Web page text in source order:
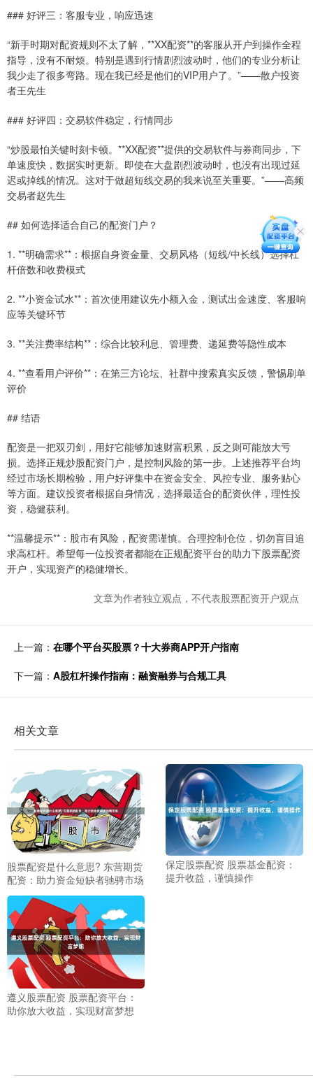
### 好评三：客服专业，响应迅速
“新手时期对配资规则不太了解，**XX配资**的客服从开户到操作全程
指导，没有不耐烦。特别是遇到行情剧烈波动时，他们的专业分析让
我少走了很多弯路。现在我已经是他们的VIP用户了。”——散户投资
者王先生
### 好评四：交易软件稳定，行情同步
“炒股最怕关键时刻卡顿。**XX配资**提供的交易软件与券商同步，下
单速度快，数据实时更新。即使在大盘剧烈波动时，也没有出现过延
迟或掉线的情况。这对于做超短线交易的我来说至关重要。”——高频
交易者赵先生
## 如何选择适合自己的配资门户？
1. **明确需求**：根据自身资金量、交易风格（短线/中长线）选择杠
杆倍数和收费模式
2. **小资金试水**：首次使用建议先小额入金，测试出金速度、客服响
应等关键环节
3. **关注费率结构**：综合比较利息、管理费、递延费等隐性成本
4. **查看用户评价**：在第三方论坛、社群中搜索真实反馈，警惕刷单
评价
## 结语
配资是一把双刃剑，用好它能够加速财富积累，反之则可能放大亏
损。选择正规炒股配资门户，是控制风险的第一步。上述推荐平台均
经过市场长期检验，用户好评集中在资金安全、风控专业、服务贴心
等方面。建议投资者根据自身情况，选择最适合的配资伙伴，理性投
资，稳健获利。
**温馨提示**：股市有风险，配资需谨慎。合理控制仓位，切勿盲目追
求高杠杆。希望每一位投资者都能在正规配资平台的助力下股票配资
开户，实现资产的稳健增长。
文章为作者独立观点，不代表股票配资开户观点
上一篇： 在哪个平台买股票？十大券商APP开户指南
下一篇： A股杠杆操作指南：融资融券与合规工具
相关文章
股票配资是什么意思? 东营期货
配资：助力资金短缺者驰骋市场
保定股票配资 股票基金配资：
提升收益，谨慎操作
遵义股票配资 股票配资平台：
助你放大收益，实现财富梦想